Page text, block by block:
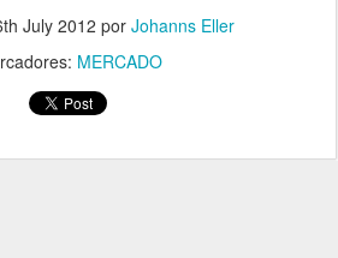
July 2012 por Johanns Eller
MERCADO